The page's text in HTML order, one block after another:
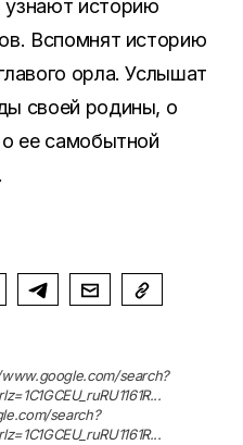
узнают историю
Вспомнят историю
орла. Услышат
своей родины, о
о ее самобытной
search?
search?